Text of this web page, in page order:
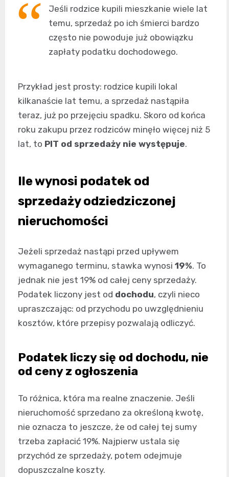
Jeśli rodzice kupili mieszkanie wiele lat
temu, sprzedaż po ich śmierci bardzo
często nie powoduje już obowiązku
zapłaty podatku dochodowego.
Przykład jest prosty: rodzice kupili lokal
kilkanaście lat temu, a sprzedaż nastąpiła
teraz, już po przejęciu spadku. Skoro od końca
roku zakupu przez rodziców minęło więcej niż 5
lat, to PIT od sprzedaży nie występuje.
Ile wynosi podatek od
sprzedaży odziedziczonej
nieruchomości
Jeżeli sprzedaż nastąpi przed upływem
wymaganego terminu, stawka wynosi 19%. To
jednak nie jest 19% od całej ceny sprzedaży.
Podatek liczony jest od dochodu, czyli nieco
upraszczając: od przychodu po uwzględnieniu
kosztów, które przepisy pozwalają odliczyć.
Podatek liczy się od dochodu, nie
od ceny z ogłoszenia
To różnica, która ma realne znaczenie. Jeśli
nieruchomość sprzedano za określoną kwotę,
nie oznacza to jeszcze, że od całej tej sumy
trzeba zapłacić 19%. Najpierw ustala się
przychód ze sprzedaży, potem odejmuje
dopuszczalne koszty.